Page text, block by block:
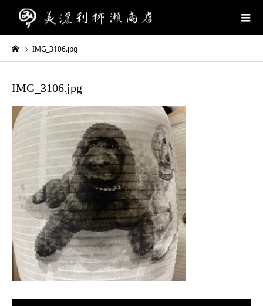
IMG_3106.jpg
IMG_3106.jpg